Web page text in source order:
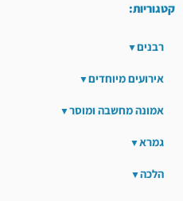
קטגוריות:
רבנים
אירועים מיוחדים
אמונה מחשבה ומוסר
גמרא
הלכה